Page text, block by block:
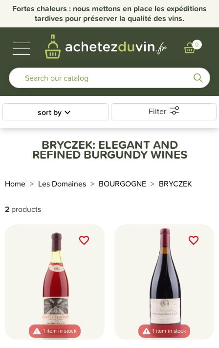
Fortes chaleurs : nous mettons en place les expéditions
tardives pour préserver la qualité des vins.
0
BURGUNDY WINES
OUR DOMAINS
OTHER REGIONS
BUBBLES & SPIRITS
sort by Filter
Home Les Domaines BOURGOGNE BRYCZEK
BRYCZEK: ELEGANT AND
REFINED BURGUNDY WINES
2 products
1 item in stock
favorite_border
favorite_border
1 item in stock
favorite_border
favorite_border